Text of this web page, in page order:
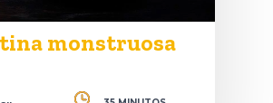
monstruosa